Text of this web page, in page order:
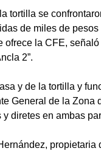
tortilla se
de miles de
ofrece la CFE,
2”.
y de la tortilla y
General de la
diretes en ambas
propietaria